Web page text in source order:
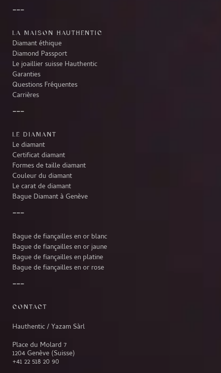
LA MAISON HAUTHENTIC
Diamant éthique
Diamond Passport
Le joaillier suisse Hauthentic
Garanties
Questions Fréquentes
Carrières
LE DIAMANT
Le diamant
Certificat diamant
Formes de taille diamant
Couleur du diamant
Le carat de diamant
Bague Diamant à Genève
Bague de fiançailles en or blanc
Bague de fiançailles en or jaune
Bague de fiançailles en platine
Bague de fiançailles en or rose
CONTACT
Hauthentic / Yazam Sàrl
Place du Molard 7
1204 Genève (Suisse)
+41 22 518 20 90